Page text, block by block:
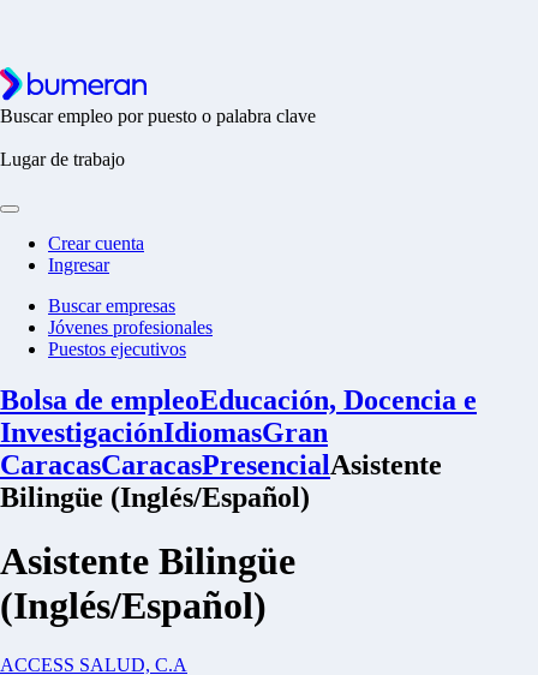
Buscar empleo por puesto o palabra clave
Lugar de trabajo
Crear cuenta
Ingresar
Buscar empresas
Jóvenes profesionales
Puestos ejecutivos
Bolsa de empleoEducación, Docencia e
InvestigaciónIdiomasGran
CaracasCaracasPresencialAsistente
Bilingüe (Inglés/Español)
Asistente Bilingüe
(Inglés/Español)
ACCESS SALUD, C.A